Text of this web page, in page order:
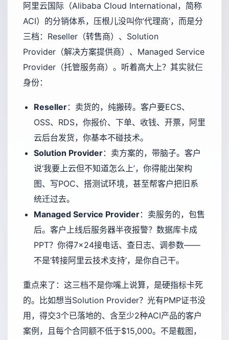
阿里云国际（Alibaba Cloud International，简称
ACI）的分销体系，压根儿没叫你‘代理商’，而是分
三档：Reseller（转售商）、Solution
Provider（解决方案提供商）、Managed Service
Provider（托管服务商）。听着高大上？其实就仨
身份：
Reseller：卖货的，纯搬砖。客户要ECS、
OSS、RDS，你报价、下单、收钱、开票，阿里
云后台发货，你基本不碰技术。
Solution Provider：卖方案的，带脑子。客户
说‘我要上云但不知道怎么上’，你得能出架构
图、写POC、搭测试环境，甚至帮客户把旧系
统迁过去。
Managed Service Provider：卖服务的，包售
后。客户上线后服务器半夜报警？数据库卡成
PPT？你得7×24接电话、查日志、调参数——
不是‘转接阿里云技术支持’，是你自己干。
重点来了：这三档不是你嘴上说算，是硬指标卡死
的。比如想当Solution Provider？光有PMP证书没
用，得交3个已落地的、含至少2种ACI产品的客户
案例，且每个合同额不低于$15,000。不是截图，